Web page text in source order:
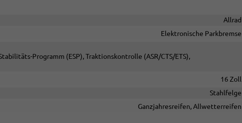
Allrad
Elektronische Parkbremse
Programm (ESP), Traktionskontrolle (ASR/CTS/ETS),
16 Zoll
Stahlfelge
Ganzjahresreifen, Allwetterreifen